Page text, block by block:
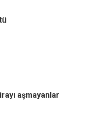
aşmayanlar